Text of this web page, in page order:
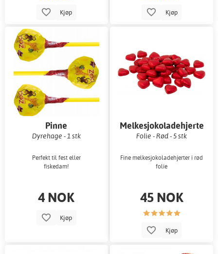
Kjøp Kjøp
Pinne
Dyrehage - 1 stk
Perfekt til fest eller
fiskedam!
4 NOK
Kjøp
Melkesjokoladehjerte
Folie - Rød - 5 stk
Fine melkesjokoladehjerter i rød
folie
45 NOK
Kjøp